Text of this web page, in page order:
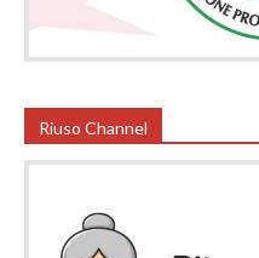
Riuso Channel